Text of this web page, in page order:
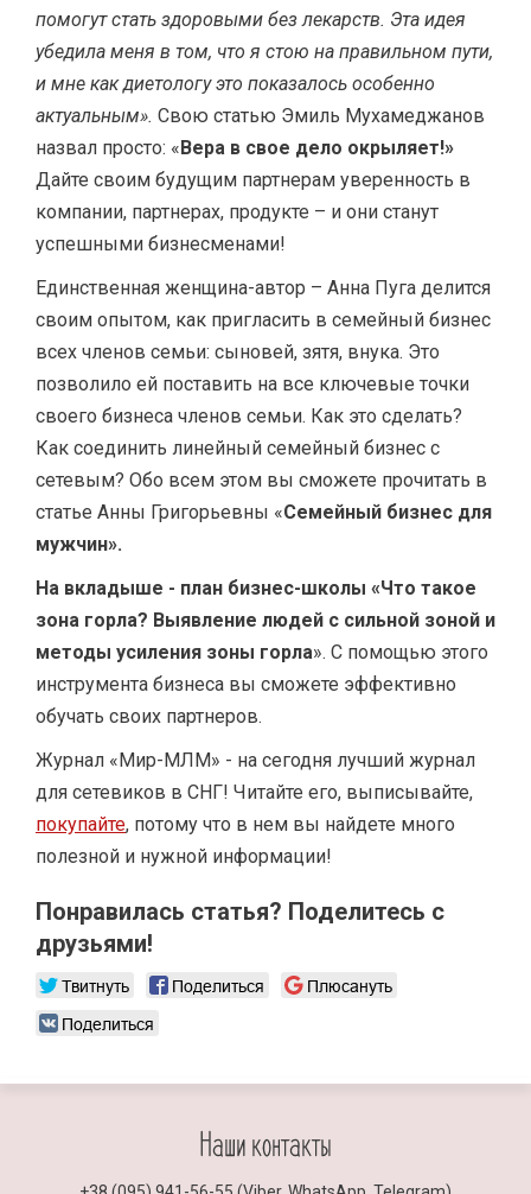
помогут стать здоровыми без лекарств. Эта идея
убедила меня в том, что я стою на правильном пути,
и мне как диетологу это показалось особенно
актуальным». Свою статью Эмиль Мухамеджанов
назвал просто: «Вера в свое дело окрыляет!»
Дайте своим будущим партнерам уверенность в
компании, партнерах, продукте – и они станут
успешными бизнесменами!
Единственная женщина-автор – Анна Пуга делится
своим опытом, как пригласить в семейный бизнес
всех членов семьи: сыновей, зятя, внука. Это
позволило ей поставить на все ключевые точки
своего бизнеса членов семьи. Как это сделать?
Как соединить линейный семейный бизнес с
сетевым? Обо всем этом вы сможете прочитать в
статье Анны Григорьевны «Семейный бизнес для
мужчин».
На вкладыше - план бизнес-школы «Что такое
зона горла? Выявление людей с сильной зоной и
методы усиления зоны горла». С помощью этого
инструмента бизнеса вы сможете эффективно
обучать своих партнеров.
Журнал «Мир-МЛМ» - на сегодня лучший журнал
для сетевиков в СНГ! Читайте его, выписывайте,
покупайте, потому что в нем вы найдете много
полезной и нужной информации!
Понравилась статья? Поделитесь с
друзьями!
Твитнуть Поделиться
Плюсануть
Поделиться